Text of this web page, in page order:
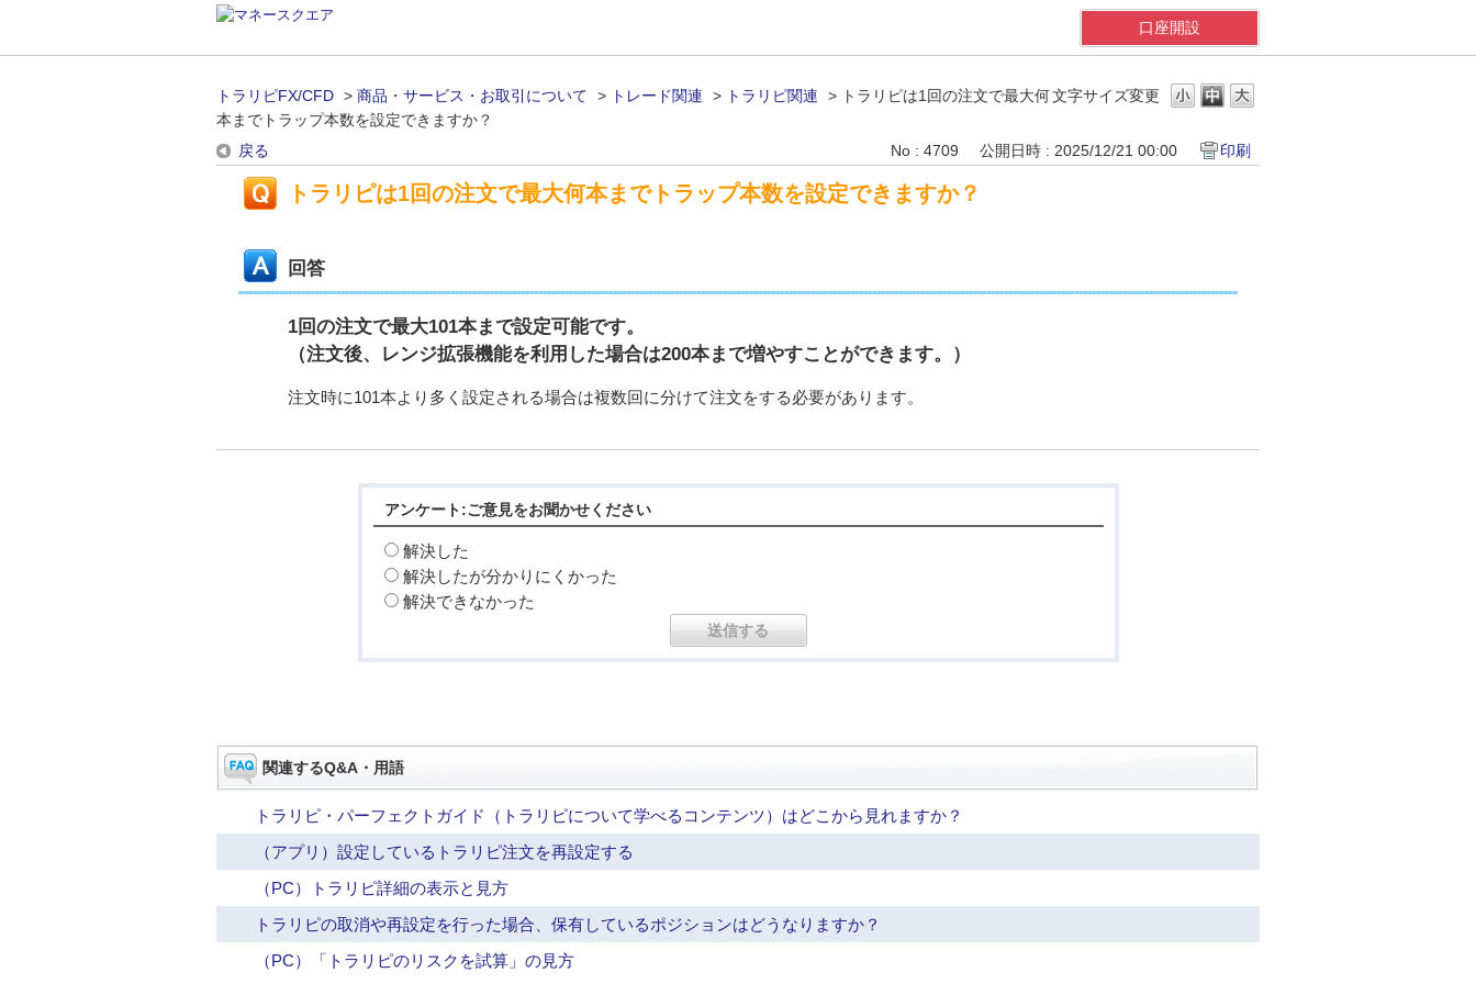
口座開設
文字サイズ変更
トラリピFX/CFD > 商品・サービス・お取引について > トレード関連 > トラリピ関連 > トラリピは1回の注文で最大何
本までトラップ本数を設定できますか？
戻る
No : 4709 公開日時 : 2025/12/21 00:00 印刷
トラリピは1回の注文で最大何本までトラップ本数を設定できますか？
回答
1回の注文で最大101本まで設定可能です。
（注文後、レンジ拡張機能を利用した場合は200本まで増やすことができます。）
注文時に101本より多く設定される場合は複数回に分けて注文をする必要があります。
アンケート:ご意見をお聞かせください
解決した
解決したが分かりにくかった
解決できなかった
関連するQ&A・用語
トラリピ・パーフェクトガイド（トラリピについて学べるコンテンツ）はどこから見れますか？
（アプリ）設定しているトラリピ注文を再設定する
（PC）トラリピ詳細の表示と見方
トラリピの取消や再設定を行った場合、保有しているポジションはどうなりますか？
（PC）「トラリピのリスクを試算」の見方